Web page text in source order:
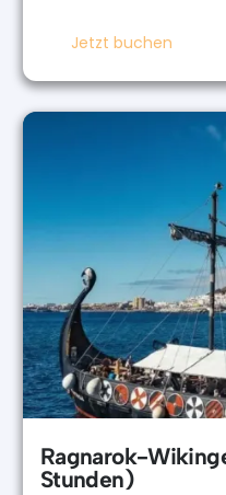
Jetzt buchen
Ragnarok-
Stunden)